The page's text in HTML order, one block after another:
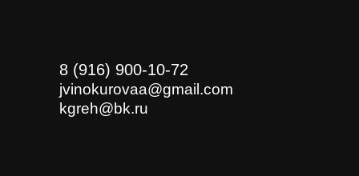
8 (916) 900-10-72
jvinokurovaa@gmail.com
kgreh@bk.ru